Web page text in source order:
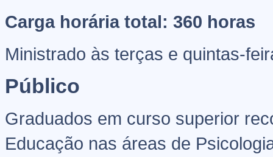
Carga horária total: 360 horas
Ministrado às terças e quintas-
Público
Graduados em curso superior
Educação nas áreas de